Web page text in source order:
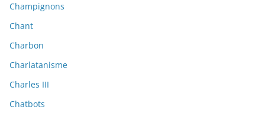
Champignons
Chant
Charbon
Charlatanisme
Charles III
Chatbots